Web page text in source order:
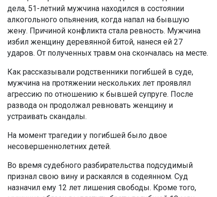
дела, 51-летний мужчина находился в состоянии
алкогольного опьянения, когда напал на бывшую
жену. Причиной конфликта стала ревность. Мужчина
избил женщину деревянной битой, нанеся ей 27
ударов. От полученных травм она скончалась на месте.
Как рассказывали родственники погибшей в суде,
мужчина на протяжении нескольких лет проявлял
агрессию по отношению к бывшей супруге. После
развода он продолжал ревновать женщину и
устраивать скандалы.
На момент трагедии у погибшей было двое
несовершеннолетних детей.
Во время судебного разбирательства подсудимый
признал свою вину и раскаялся в содеянном. Суд
назначил ему 12 лет лишения свободы. Кроме того,